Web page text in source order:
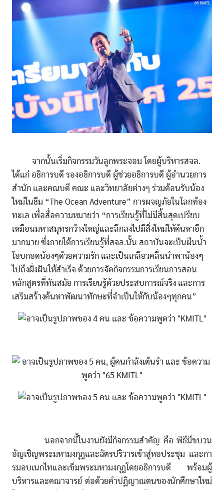
จากนั้นเริ่มกิจกรรมวันลูกพระจอม โดยผู้บริหารสจล.
ได้แก่ อธิการบดี รองอธิการบดี ผู้ช่วยอธิการบดี ผู้อำนวยการ
สำนัก และคณบดี คณะ และวิทยาลัยต่างๆ ร่วมต้อนรับน้อง
ใหม่ในธีม “The Ocean Adventure” การผจญภัยในโลกท้อง
ทะเล เพื่อสื่อความหมายว่า “การเรียนรู้ที่ไม่มีสิ้นสุดเปรียบ
เหมือนมหาสมุทรกว้างใหญ่และลึกลงไปมีสิ่งใหม่ให้ค้นหาอีก
มากมาย ซึ่งภายใต้การเรียนรู้ที่สจล.นั้น สถาบันจะเป็นผืนน้ำ
โอบกอดน้องๆด้วยความรัก และเป็นเกลียวคลื่นนำพาน้องๆ
ไปถึงฝั่งฝันให้สำเร็จ ด้วยการจัดกิจกรรมการเรียนการสอน
หลักสูตรที่ทันสมัย การเรียนรู้ด้วยประสบการณ์จริง และการ
เสริมสร้างค้นหาพัฒนาทักษะที่จำเป็นให้กับน้องๆทุกคน”
นอกจากนี้ในงานยังมีกิจกรรมสำคัญ คือ พิธีมีขบวน
อัญเชิญพระมหามงกุฎและฉัตรปริวารเข้าสู่หอประชุม และกา
รมอบเนกไทและเข็มพระมหามงกุฎโดยอธิการบดี พร้อมผู้
บริหารและคณาจารย์ ต่อด้วยคำปฏิญาณตนของนักศึกษาใหม่